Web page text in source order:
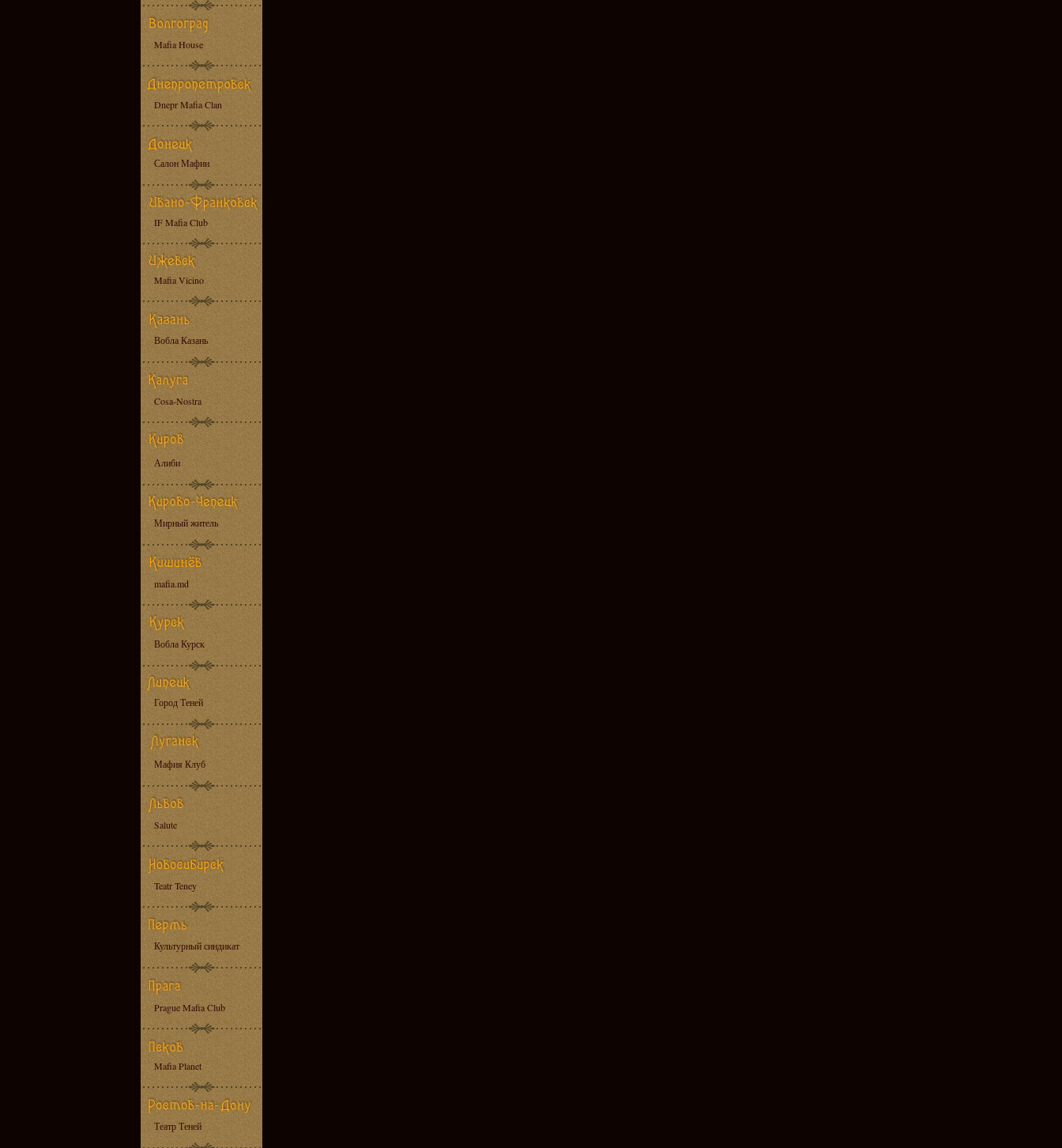
Mafia House
Dnepr Mafia Clan
Салон Мафии
IF Mafia Club
Mafia Vicino
Вобла Казань
Cosa-Nostra
Алиби
Мирный житель
mafia.md
Вобла Курск
Город Теней
Мафия Клуб
Salute
Teatr Teney
Культурный синдикат
Prague Mafia Club
Mafia Planet
Театр Теней